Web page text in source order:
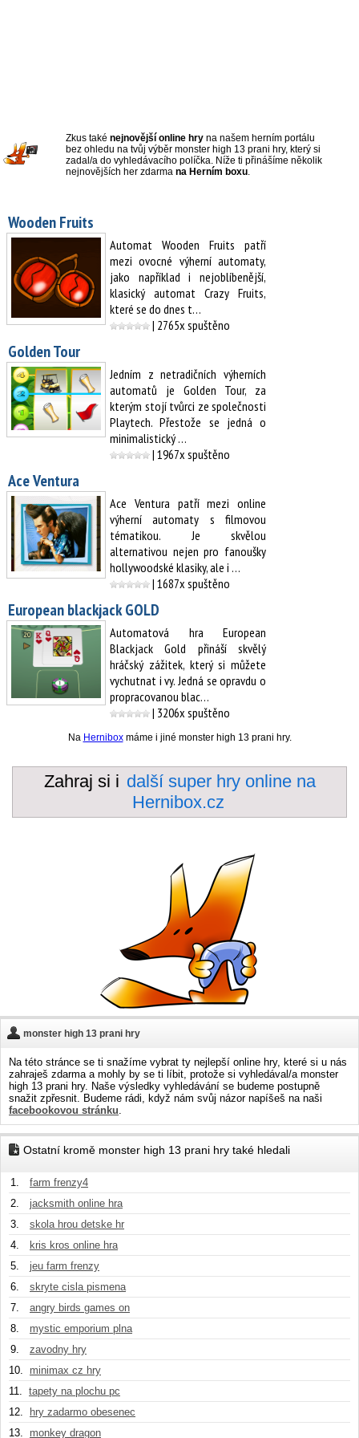
Zkus také nejnovější online hry na našem herním portálu
bez ohledu na tvůj výběr monster high 13 prani hry, který si
zadal/a do vyhledávacího políčka. Níže ti přinášíme několik
nejnovějších her zdarma na Herním boxu.
Wooden Fruits
Automat Wooden Fruits patří
mezi ovocné výherní automaty,
jako například i nejoblíbenější,
klasický automat Crazy Fruits,
které se do dnes t…
| 2765x spuštěno
Golden Tour
Jedním z netradičních výherních
automatů je Golden Tour, za
kterým stojí tvůrci ze společnosti
Playtech. Přestože se jedná o
minimalistický …
| 1967x spuštěno
Ace Ventura
Ace Ventura patří mezi online
výherní automaty s filmovou
tématikou. Je skvělou
alternativou nejen pro fanoušky
hollywoodské klasiky, ale i …
| 1687x spuštěno
European blackjack GOLD
Automatová hra European
Blackjack Gold přináší skvělý
hráčský zážitek, který si můžete
vychutnat i vy. Jedná se opravdu o
propracovanou blac…
| 3206x spuštěno
Na Herniboxmáme i jiné monster high 13 prani hry.
Zahraj si i další super hry online na
Hernibox.cz
monster high 13 prani hry
Na této stránce se ti snažíme vybrat ty nejlepší online hry, které si u nás
zahraješ zdarma a mohly by se ti líbit, protože si vyhledával/a monster
high 13 prani hry. Naše výsledky vyhledávání se budeme postupně
snažit zpřesnit. Budeme rádi, když nám svůj názor napíšeš na naši
facebookovou stránku.
Ostatní kromě monster high 13 prani hry také hledali
1. farm frenzy4
2.
jacksmith online hra
3. skola hrou detske hr
4.
kris kros online hra
5.
jeu farm frenzy
6. skryte cisla pismena
7. angry birds games on
8.
mystic emporium plna
9. zavodny hry
10. minimax cz hry
11. tapety na plochu pc
12.
hry zadarmo obesenec
13. monkey dragon